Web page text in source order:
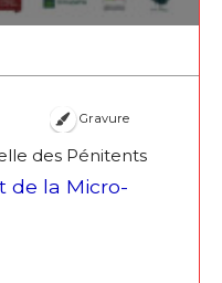
Gravure
des Pénitents
de la Micro-